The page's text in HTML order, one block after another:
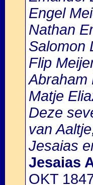
Engel
Nathan
Salomon
Flip
Abraham
Matje
Deze
van
Jesaias
Jesaias
OKT